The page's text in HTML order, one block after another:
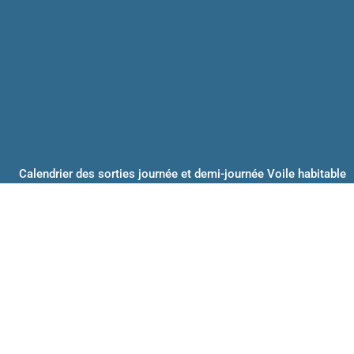
Calendrier des sorties journée et demi-journée Voile habitable